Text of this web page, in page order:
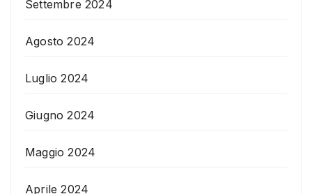
Settembre 2024
Agosto 2024
Luglio 2024
Giugno 2024
Maggio 2024
Aprile 2024